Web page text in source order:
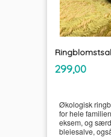
Pris
299,00inkl.
mva.
Økologisk
for hele
eksem, og
bleiesalve,